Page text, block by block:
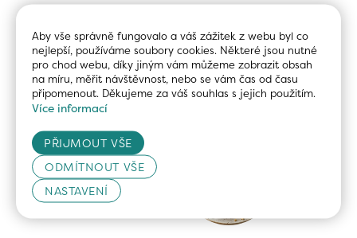
Aby vše správně fungovalo a váš zážitek z webu byl co
nejlepší, používáme soubory cookies. Některé jsou nutné
pro chod webu, díky jiným vám můžeme zobrazit obsah
na míru, měřit návštěvnost, nebo se vám čas od času
připomenout. Děkujeme za váš souhlas s jejich použitím.
Více informací
PŘIJMOUT VŠE
ODMÍTNOUT VŠE
NASTAVENÍ
NUTRIČNÍ HODNOTY celé pomazánky:
485 kcal — 8g S|44g B| 31g T
Související recepty